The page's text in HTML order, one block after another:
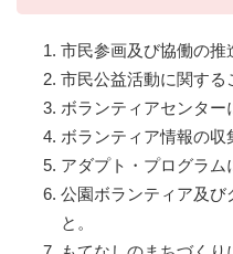
市民参画及び協働の推
市民公益活動に関する
ボランティアセンター
ボランティア情報の収
アダプト・プログラム
公園ボランティア及び
と。